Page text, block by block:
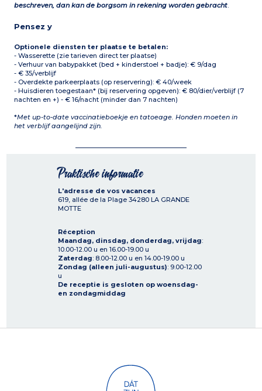
beschreven, dan kan de borgsom in rekening worden gebracht.
Pensez y
Optionele diensten ter plaatse te betalen:
- Wasserette (zie tarieven direct ter plaatse)
- Verhuur van babypakket (bed + kinderstoel + badje): € 9/dag
- € 35/verblijf
- Overdekte parkeerplaats (op reservering): € 40/week
- Huisdieren toegestaan* (bij reservering opgeven): € 80/dier/verblijf (7
nachten en +) - € 16/nacht (minder dan 7 nachten)
*Met up-to-date vaccinatieboekje en tatoeage. Honden moeten in
het verblijf aangelijnd zijn.
Praktische informatie
L'adresse de vos vacances
619, allée de la Plage 34280 LA GRANDE
MOTTE
Réception
Maandag, dinsdag, donderdag, vrijdag:
10.00-12.00 u en 16.00-19.00 u
Zaterdag: 8.00-12.00 u en 14.00-19.00 u
Zondag (alleen juli-augustus): 9.00-12.00
u
De receptie is gesloten op woensdag-
en zondagmiddag